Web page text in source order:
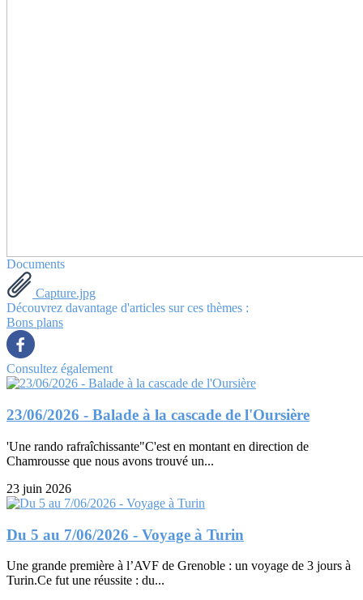
Documents
Capture.jpg
Découvrez davantage d'articles sur ces thèmes :
Bons plans
Consultez également
23/06/2026 - Balade à la cascade de l'Oursière
'Une rando rafraîchissante"C'est en montant en direction de
Chamrousse que nous avons trouvé un...
23 juin 2026
Du 5 au 7/06/2026 - Voyage à Turin
Une grande première à l’AVF de Grenoble : un voyage de 3 jours à
Turin.Ce fut une réussite : du...